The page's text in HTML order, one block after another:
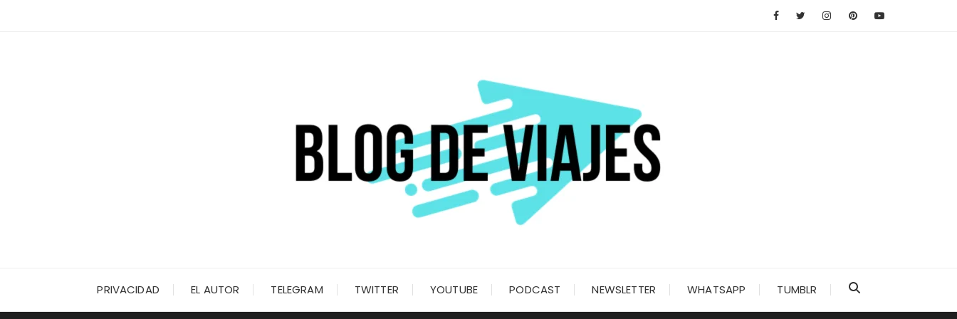
PRIVACIDAD EL AUTOR TELEGRAM TWITTER YOUTUBE PODCAST NEWSLETTER WHATSAPP TUMBLR